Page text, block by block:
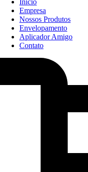
Início
Empresa
Nossos Produtos
Envelopamento
Aplicador Amigo
Contato